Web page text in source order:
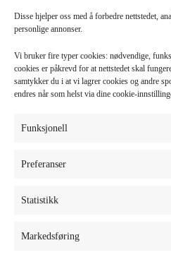
Disse hjelper oss med å forbedre nettstedet,
personlige annonser.
Vi bruker fire typer cookies: nødvendige,
cookies er påkrevd for at nettstedet skal
samtykker du i at vi lagrer cookies og andre
endres når som helst via dine cookie-
Funksjonell
Preferanser
Statistikk
Markedsføring